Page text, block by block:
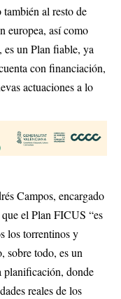
al resto de
europea, así como
un Plan fiable, ya
con financiación,
actuaciones a lo
Campos, encargado
el Plan FICUS “es
los torrentinos y
sobre todo, es un
planificación, donde
reales de los